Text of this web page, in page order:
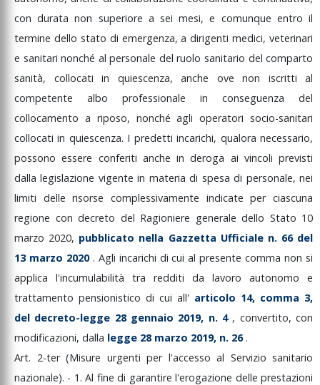
conduratanon superiore aseimesi,e comunque entroil
termine dello stato di emergenza,adirigentimedici, veterinari
e sanitarinonché alpersonale delruolo sanitario delcomparto
sanità, collocati in quiescenza, anche ove non iscritti al
competente albo professionale in conseguenza del
collocamento a riposo, nonchéaglioperatorisocio-sanitari
collocatiin quiescenza. I predettiincarichi, qualoranecessario,
possonoessere conferiti anche inderoga ai vincoli previsti
dallalegislazione vigentein materiadi spesadi personale,nei
limiti dellerisorsecomplessivamente indicateperciascuna
regione con decreto del Ragioniere generale dello Stato 10
marzo 2020, pubblicato nella Gazzetta Ufficiale n. 66 del
13 marzo 2020 . Agli incarichi dicuialpresentecommanonsi
applica l'incumulabilità tra redditi da lavoro autonomo e
trattamento pensionistico di cui all' articolo 14, comma 3,
del decreto-legge 28 gennaio 2019, n. 4 , convertito,con
modificazioni, dalla legge 28 marzo 2019, n. 26 .
Art. 2-ter (Misure urgenti per l'accesso al Servizio sanitario
nazionale). - 1.Al finedi garantirel'erogazione delleprestazioni